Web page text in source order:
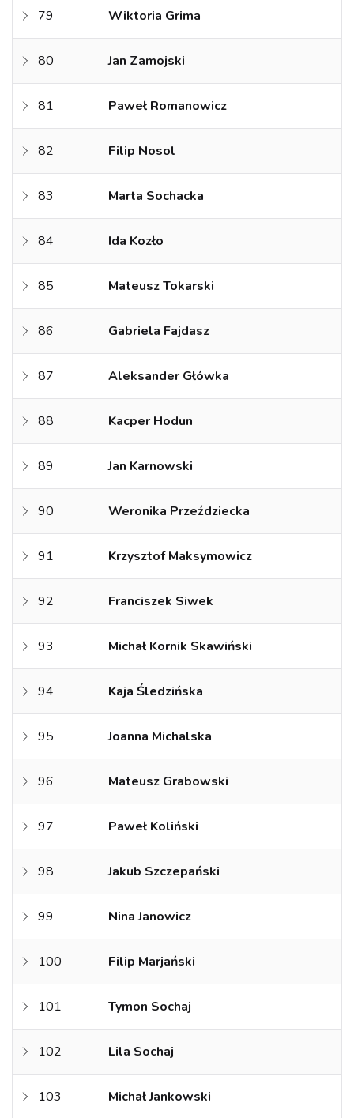
79 Wiktoria Grima
80 Jan Zamojski
81 Paweł Romanowicz
82 Filip Nosol
83 Marta Sochacka
84 Ida Kozło
85 Mateusz Tokarski
86 Gabriela Fajdasz
87 Aleksander Główka
88 Kacper Hodun
89 Jan Karnowski
90 Weronika Przeździecka
91 Krzysztof Maksymowicz
92 Franciszek Siwek
93 Michał Kornik Skawiński
94 Kaja Śledzińska
95 Joanna Michalska
96 Mateusz Grabowski
97 Paweł Koliński
98 Jakub Szczepański
99 Nina Janowicz
100 Filip Marjański
101 Tymon Sochaj
102 Lila Sochaj
103 Michał Jankowski